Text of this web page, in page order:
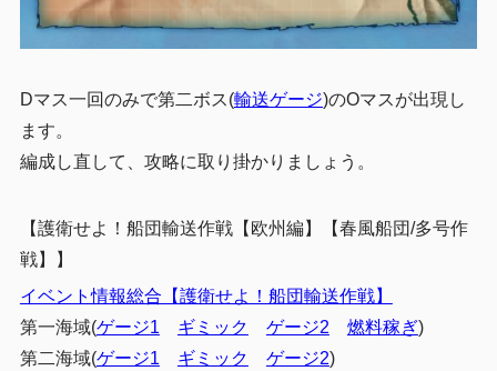
Dマス一回のみで第二ボス(輸送ゲージ)のOマスが出現し
ます。
編成し直して、攻略に取り掛かりましょう。
【護衛せよ！船団輸送作戦【欧州編】【春風船団/多号作
戦】
】
イベント情報総合【護衛せよ！船団輸送作戦】
第一海域(ゲージ1 ギミック ゲージ2 燃料稼ぎ)
第二海域(ゲージ1 ギミック ゲージ2)